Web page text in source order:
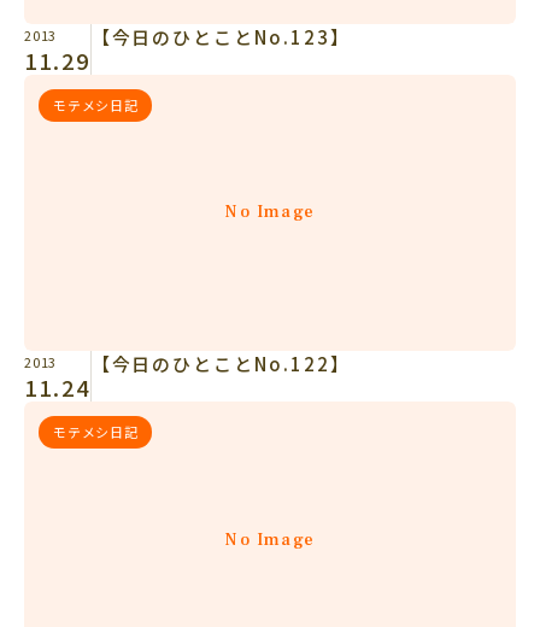
2013
11.29
【今日のひとことNo.123】
No Image
モテメシ日記
2013
11.24
【今日のひとことNo.122】
No Image
モテメシ日記